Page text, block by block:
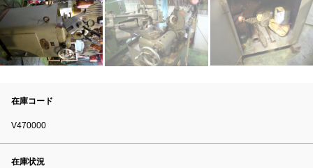
在庫コード
V470000
在庫状況